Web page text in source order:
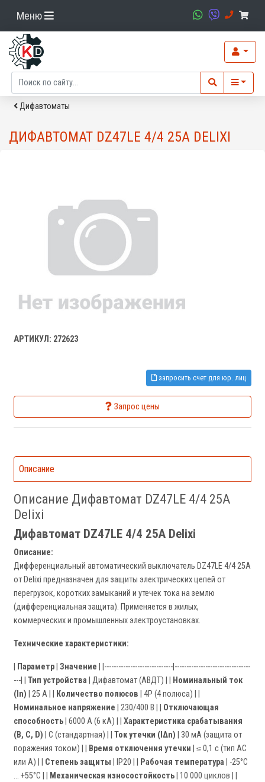
Меню
Дифавтоматы
ДИФАВТОМАТ DZ47LE 4/4 25A DELIXI
АРТИКУЛ: 272623
запросить счет для юр. лиц
Запрос цены
Описание
Описание Дифавтомат DZ47LE 4/4 25A
Delixi
Дифавтомат DZ47LE 4/4 25A Delixi
Описание:
Дифференциальный автоматический выключатель DZ47LE 4/4 25A
от Delixi предназначен для защиты электрических цепей от
перегрузок, коротких замыканий и утечек тока на землю
(дифференциальная защита). Применяется в жилых,
коммерческих и промышленных электроустановках.
Технические характеристики:
Параметр Значение | |-----------------------------|--------------------------------
---| | Тип устройства | Дифавтомат (АВДТ) | |
Номинальный ток
(In) | 25 А | | Количество полюсов | 4P (4 полюса) | |
Номинальное напряжение | 230/400 В | | Отключающая
способность | 6000 А (6 кА) | | Характеристика срабатывания
(B, C, D) | C (стандартная) | | Ток утечки (IΔn) | 30 мА (защита от
поражения током) | |
Время отключения утечки | ≤ 0,1 с (тип AC
или A) | | Степень защиты | IP20 | | Рабочая температура | -25°C
… +55°C | |
Механическая износостойкость | 10 000 циклов | |